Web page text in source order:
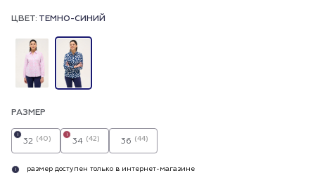
ЦВЕТ: ТЕМНО-СИНИЙ
РАЗМЕР
32 (40)
i
34 (42)
i
36 (44)
i размер доступен только в интернет-магазине